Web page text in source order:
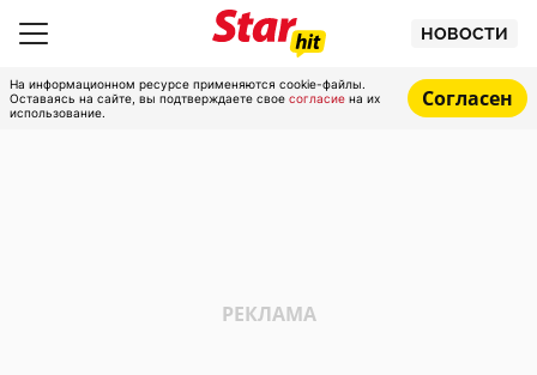
НОВОСТИ
На информационном ресурсе применяются cookie-файлы.
Оставаясь на сайте, вы подтверждаете свое согласие на их
использование.
Согласен